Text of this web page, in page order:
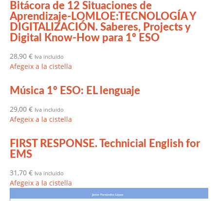
Bitácora de 12 Situaciones de
Aprendizaje-LOMLOE:TECNOLOGÍA Y
DIGITALIZACIÓN. Saberes, Projects y
Digital Know-How para 1º ESO
28,90 € Iva incluido
Afegeix a la cistella
Música 1º ESO: EL lenguaje
29,00 € Iva incluido
Afegeix a la cistella
FIRST RESPONSE. Technicial English for
EMS
31,70 € Iva incluido
Afegeix a la cistella